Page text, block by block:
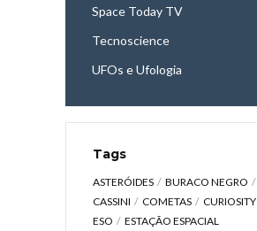
Space Today TV
Tecnoscience
UFOs e Ufologia
Tags
ASTERÓIDES
BURACO NEGRO
CASSINI
COMETAS CURIOSITY
ESO
ESTAÇÃO ESPACIAL